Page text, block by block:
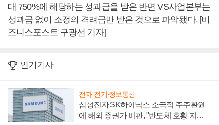
대 750%에 해당하는 성과급을 받은 반면 VS사업본부는
성과급 없이 소정의 격려금만 받은 것으로 파악됐다. [비
즈니스포스트 구광선 기자]
인기기사
전자·전기·정보통신
삼성전자 SK하이닉스 소극적 주주환원
에 해외 증권가 비판, "반도체 호황 지속